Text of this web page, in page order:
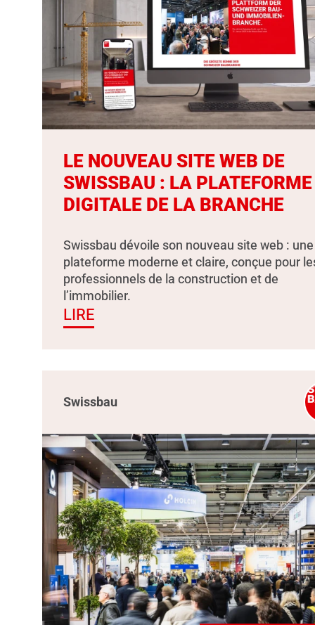
LE NOUVEAU SITE WEB DE
SWISSBAU : LA PLATEFORME
DIGITALE DE LA BRANCHE
Swissbau dévoile son nouveau site web : une
plateforme moderne et claire, conçue pour
professionnels de la construction et de
l’immobilier.
LIRE
Swissbau